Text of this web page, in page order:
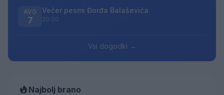
AVG
7
Večer pesmi Đorđa Balaševića
20:00
Vsi dogodki →
Najbolj brano